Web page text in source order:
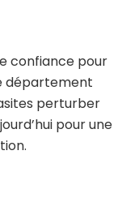
confiance pour
département
perturber
pour une